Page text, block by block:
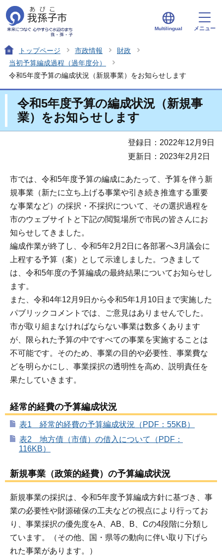
Multilingual メニュー
トップページ 市政情報
財政
当初予算編成過程（過年度分）
令和5年度予算の編成状況（新規事業）をお知らせします
令和5年度予算の編成状況（新規事
業）をお知らせします
登録日：2022年12月9日
更新日：2023年2月2日
市では、令和5年度予算の編成にあたって、予算を伴う新
規事業（新たに立ち上げる事業や引き続き推進する重要
な事業など）の採択・不採択について、その選択過程を
市のウェブサイトと下記の閲覧場所で市民の皆さんにお
知らせしてきました。
編成作業が終了し、令和5年2月2日に各部署へ3月議会に
上程する予算（案）として示達しました。つきまして
は、令和5年度の予算編成の最終結果についてお知らせし
ます。
また、令和4年12月9日から令和5年1月10日まで実施した
パブリックコメントでは、ご意見はありませんでした。
市が取り組まなければならない事業は数多くあります
が、限られた予算の中ですべての事業を実施することは
不可能です。そのため、事業の目的や必要性、事業費な
どを明らかにし、事業採択の透明性を高め、説明責任を
果たしていきます。
経常的経費の予算編成状況
表1 経常的経費の予算編成状況（PDF：55KB）
表2 地方債（市債）の借入について（PDF：
116KB）
新規事業（政策的経費）の予算編成状況
新規事業の採択は、令和5年度予算編成方針に基づき、事
業の必要性や財源確保の工夫などの視点により行ってお
り、事業採択の優先度をA、AB、B、Cの4段階に分類し
ています。（その他、国・県等の動向に伴い取り下げら
れた事業があります。）